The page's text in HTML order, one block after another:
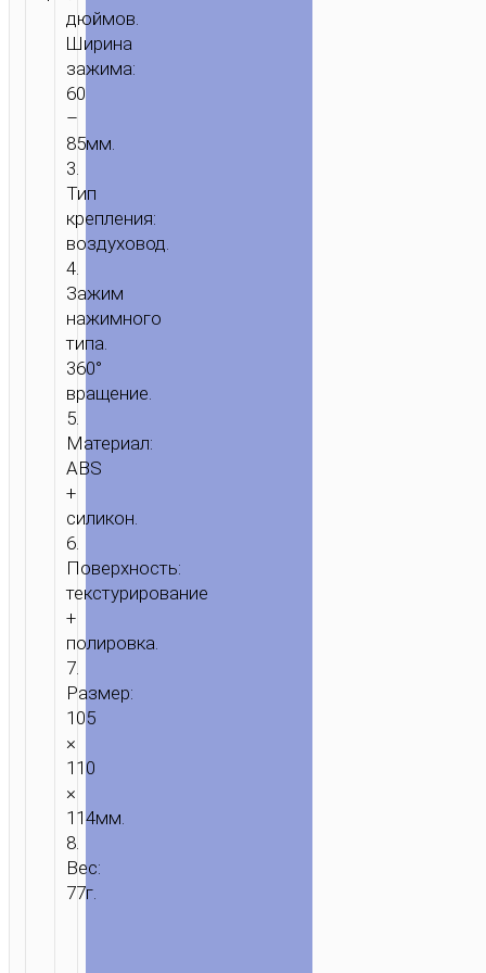
ГЛАВНАЯ / МОБИЛЬНЫЕ
АВТОМОБИЛЯ
ДЕРЖАТЕЛИ
ДЕРЖАТЕЛЬ
ВОЗДУХОВОДА
дюймов.
Ширина
зажима:
60
–
85мм.
3.
Тип
крепления:
воздуховод.
4.
Зажим
нажимного
типа.
360°
вращение.
5.
Материал:
ABS
+
силикон.
6.
Поверхность:
текстурирование
+
полировка.
7.
Размер:
105
×
110
×
114мм.
8.
Вес:
77г.